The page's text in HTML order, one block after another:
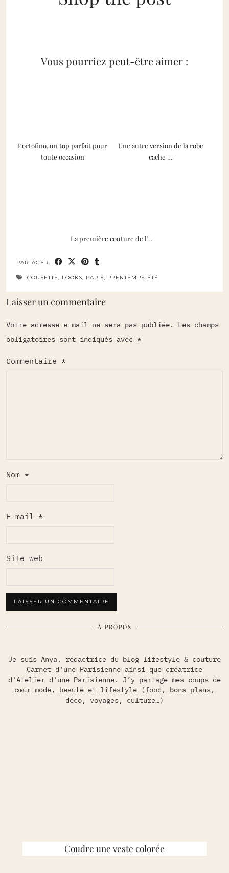
Vous pourriez peut-être aimer :
Portofino, un top parfait pour
toute occasion
Une autre version de la robe
cache …
La première couture de l’…
PARTAGER:
COUSETTE LOOKS PARIS PRENTEMPS-ÉTÉ
Laisser un commentaire
Votre adresse e-mail ne sera pas publiée.
Les champs
obligatoires sont indiqués avec *
Commentaire *
Nom *
E-mail *
Site web
À PROPOS
Je suis Anya, rédactrice du blog lifestyle & couture
Carnet d'une Parisienne ainsi que créatrice
d'Atelier d'une Parisienne. J’y partage mes coups de
cœur mode, beauté et lifestyle (food, bons plans,
déco, voyages, culture…)
Coudre une veste colorée